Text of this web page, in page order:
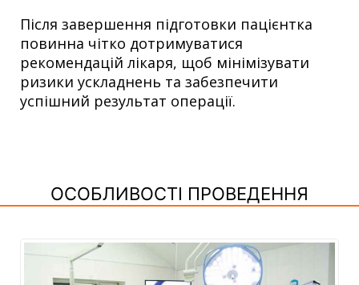
Після завершення підготовки пацієнтка
повинна чітко дотримуватися
рекомендацій лікаря, щоб мінімізувати
ризики ускладнень та забезпечити
успішний результат операції.
ОСОБЛИВОСТІ ПРОВЕДЕННЯ